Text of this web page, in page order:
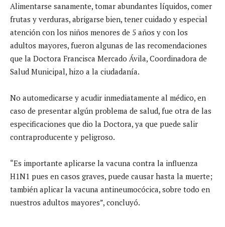
Alimentarse sanamente, tomar abundantes líquidos, comer
frutas y verduras, abrigarse bien, tener cuidado y especial
atención con los niños menores de 5 años y con los
adultos mayores, fueron algunas de las recomendaciones
que la Doctora Francisca Mercado Ávila, Coordinadora de
Salud Municipal, hizo a la ciudadanía.
No automedicarse y acudir inmediatamente al médico, en
caso de presentar algún problema de salud, fue otra de las
especificaciones que dio la Doctora, ya que puede salir
contraproducente y peligroso.
“Es importante aplicarse la vacuna contra la influenza
H1N1 pues en casos graves, puede causar hasta la muerte;
también aplicar la vacuna antineumocócica, sobre todo en
nuestros adultos mayores”, concluyó.